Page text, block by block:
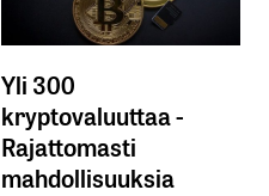
Yli 300
kryptovaluuttaa -
Rajattomasti
mahdollisuuksia